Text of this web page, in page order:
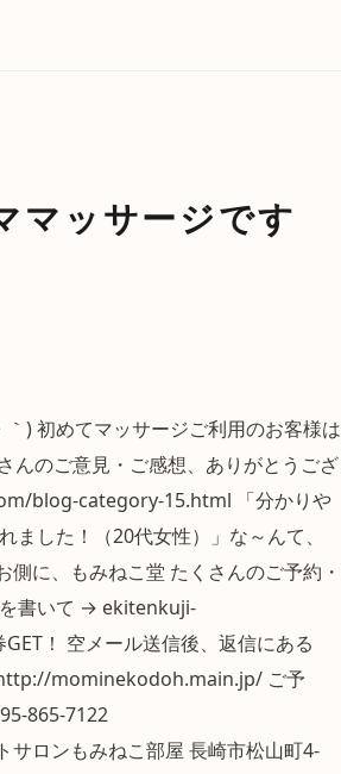
マッサージです
) 初めてマッサージご利用のお客様は
んのご意見・ご感想、ありがとうござ
blog-category-15.html 「分かりや
した！（20代女性）」な～んて、
に、もみねこ堂 たくさんのご予約・
を書いて → ekitenkuji-
！ 空メール送信後、返信にある
http://mominekodoh.main.jp/ ご予
865-7122
ロンもみねこ部屋 長崎市松山町4-